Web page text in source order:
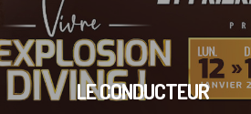
LE CONDUCTEUR